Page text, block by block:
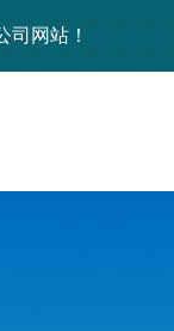
司网站！